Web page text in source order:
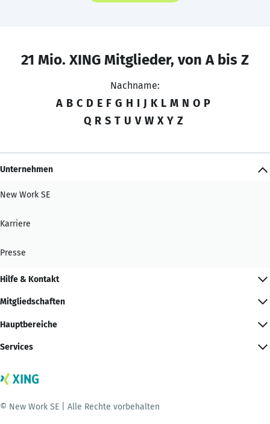
21 Mio. XING Mitglieder, von A bis Z
Nachname:
A B C D E F G H I J K L M N O P
Q R S T U V W X Y Z
Unternehmen
New Work SE
Karriere
Presse
Hilfe & Kontakt
Mitgliedschaften
Hauptbereiche
Services
© New Work SE | Alle Rechte vorbehalten